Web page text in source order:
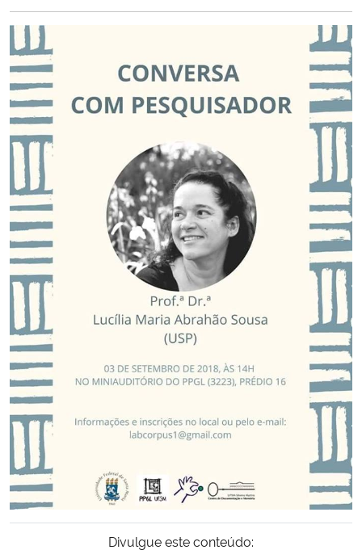
Ministério da Cidadania
Ministério da Saúde
Ministério de Minas e Energia
Ministério da Ciência, Tecnologia, Inovações e Comunicações
Ministério do Meio Ambiente
Ministério do Turismo
Ministério do Desenvolvimento Regional
Controladoria-Geral da União
Ministério da Mulher, da Família e dos Direitos Humanos
Secretaria-Geral
Secretaria de Governo
Gabinete de Segurança Institucional
Advocacia-Geral da União
Divulgue este conteúdo: